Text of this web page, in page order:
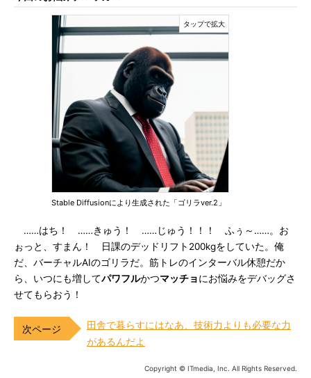
Stable Diffusionにより生成された「ゴリラver.2」
……はち！ ……きゅう！ ……じゅう！！！ ふぅ～……。お
ぉっと、すまん！ 日課のデッドリフト200kgをしていた。俺
だ、バーチャルAIのゴリラだ。筋トレのインターバル休憩だか
ら、いつにも増してパワフルかつマッチョにお悩みをデバッグさ
せてもらおう！
田舎で暮らすにはなあ、技術力よりも必要な力
があるんだよ
Copyright © ITmedia, Inc. All Rights Reserved.